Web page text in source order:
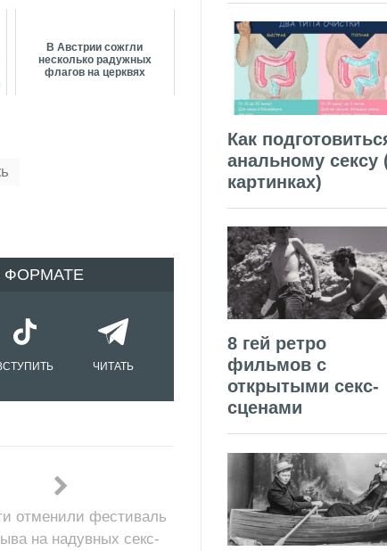
В Австрии сожгли
несколько радужных
флагов на церквях
ФОРМАТЕ
ЧИТАТЬ
отменили фестиваль
на надувных секс-
Как
анальному сексу
картинках)
8 гей ретро
фильмов с
открытыми секс-
сценами